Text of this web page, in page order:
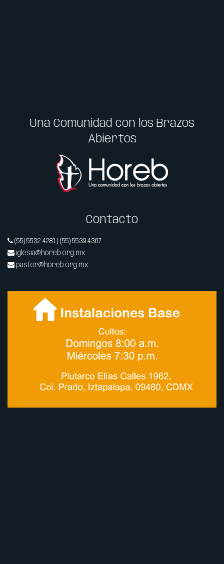
Una Comunidad con los Brazos
Abiertos
Contacto
(55) 5532 4281 | (55) 5539 4367
iglesia@horeb.org.mx
pastor@horeb.org.mx